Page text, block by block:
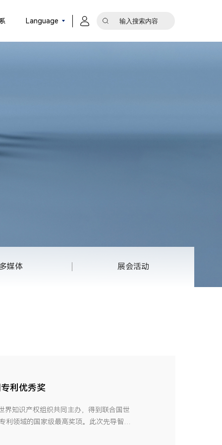
Language
多媒体 展会活动
利优秀奖
界知识产权组织共同主办，得到联合国世
利领域的国家级最高奖项。此次先导智能